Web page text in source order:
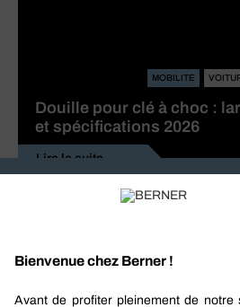
MOBILITE
Douille pour clé à choc :
et spécifications 2026
Lire la suite